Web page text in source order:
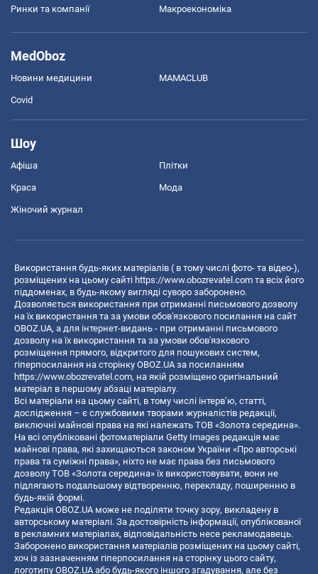
Ринки та компанії Макроекономіка
MedOboz
Новини медицини MAMACLUB
Covid
Шоу
Афіша Плітки
Краса Мода
Жіночий журнал
Використання будь-яких матеріалів ( в тому числі фото- та відео-),
розміщених на цьому сайті https://www.obozrevatel.com та всіх його
піддоменах, в будь-якому вигляді суворо заборонено.
Дозволяється використання при отриманні письмового дозволу
на їх використання та за умови обов'язкового посилання на сайт
OBOZ.UA, а для інтернет-видань - при отриманні письмового
дозволу на їх використання та за умови обов'язкового
розміщення прямого, відкритого для пошукових систем,
гіперпосилання на сторінку OBOZ.UA за посиланням
https://www.obozrevatel.com, на якій розміщено оригінальний
матеріал в першому абзаці матеріалу.
Всі матеріали на цьому сайті, в тому числі інтерв’ю, статті,
дослідження – є службовими творами журналістів редакції,
виключні майнові права на які належать ТОВ «Золота середина».
На всі опубліковані фотоматеріали Getty Images редакція має
майнові права, які захищаються законом України «Про авторські
права та суміжні права», ніхто не має права без письмового
дозволу ТОВ «Золота середина» їх використовувати, вони не
підлягають подальшому відтворенню, перекладу, поширенню в
будь-якій формі.
Редакція OBOZ.UA може не поділяти точку зору, викладену в
авторському матеріалі. За достовірність інформації, опублікованої
в рекламних матеріалах, відповідальність несе рекламодавець.
Заборонено використання матеріалів розміщених на цьому сайті,
хоч із зазначенням гіперпосилання на сторінку цього сайту,
логотипу OBOZ.UA або будь-якого іншого згадування, але без